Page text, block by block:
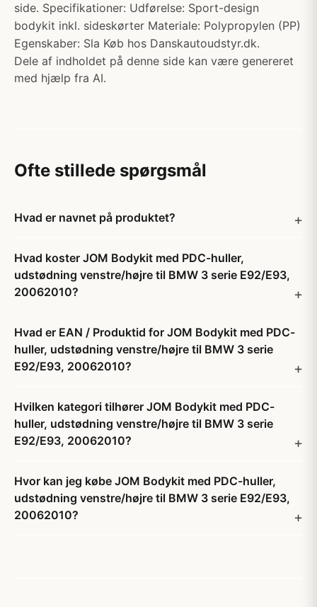
side. Specifikationer: Udførelse: Sport-design
bodykit inkl. sideskørter Materiale: Polypropylen (PP)
Egenskaber: Sla Køb hos Danskautoudstyr.dk.
Dele af indholdet på denne side kan være genereret
med hjælp fra AI.
Ofte stillede spørgsmål
Hvad er navnet på produktet?
Hvad koster JOM Bodykit med PDC-huller,
udstødning venstre/højre til BMW 3 serie E92/E93,
20062010?
Hvad er EAN / Produktid for JOM Bodykit med PDC-
huller, udstødning venstre/højre til BMW 3 serie
E92/E93, 20062010?
Hvilken kategori tilhører JOM Bodykit med PDC-
huller, udstødning venstre/højre til BMW 3 serie
E92/E93, 20062010?
Hvor kan jeg købe JOM Bodykit med PDC-huller,
udstødning venstre/højre til BMW 3 serie E92/E93,
20062010?